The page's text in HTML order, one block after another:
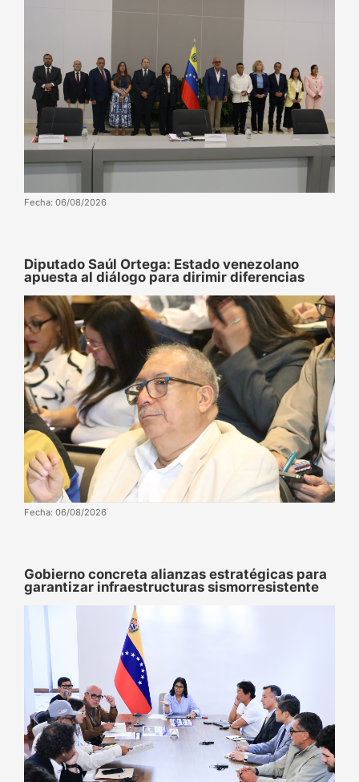
Fecha: 06/08/2026
Diputado Saúl Ortega: Estado venezolano
apuesta al diálogo para dirimir diferencias
Fecha: 06/08/2026
Gobierno concreta alianzas estratégicas para
garantizar infraestructuras sismorresistente